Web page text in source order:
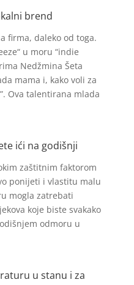
brend
firma, daleko od toga.
u moru “indie
Nedžmina Šeta
mama i, kako voli za
Ova talentirana mlada
ići na godišnji
zaštitnim faktorom
ponijeti i vlastitu malu
mogla zatrebati
koje biste svakako
odmoru u
u stanu i za